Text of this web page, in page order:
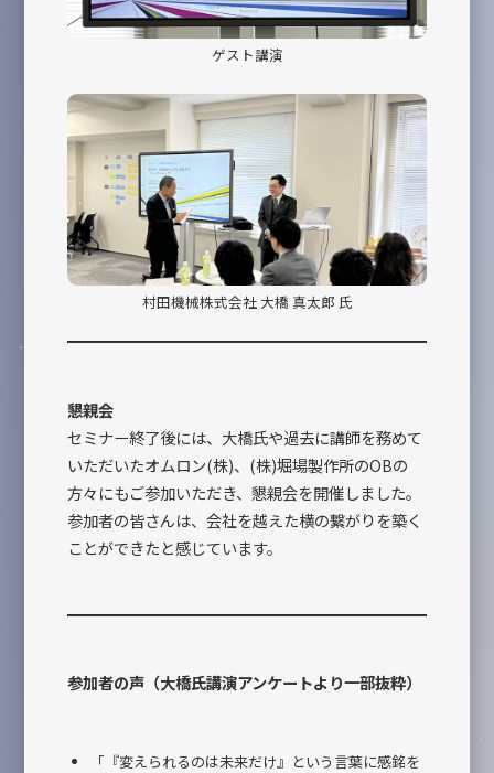
ゲスト講演
村田機械株式会社 大橋 真太郎 氏
懇親会
セミナー終了後には、大橋氏や過去に講師を務めて
いただいたオムロン(株)、(株)堀場製作所のOBの
方々にもご参加いただき、懇親会を開催しました。
参加者の皆さんは、会社を越えた横の繋がりを築く
ことができたと感じています。
参加者の声（大橋氏講演アンケートより一部抜粋）
「『変えられるのは未来だけ』という言葉に感銘を